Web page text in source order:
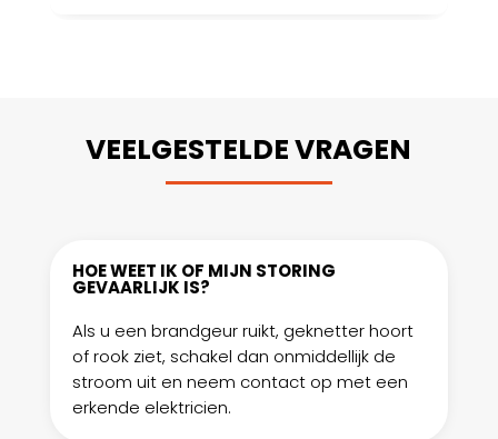
VEELGESTELDE VRAGEN
HOE WEET IK OF MIJN STORING
GEVAARLIJK IS?
Als u een brandgeur ruikt, geknetter hoort
of rook ziet, schakel dan onmiddellijk de
stroom uit en neem contact op met een
erkende elektricien.